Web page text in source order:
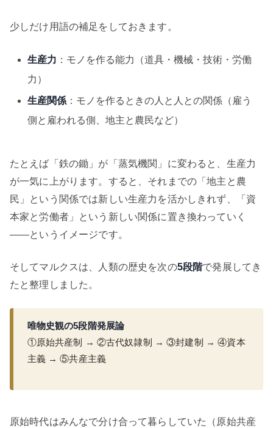
少しだけ用語の補足をしておきます。
生産力 ：モノを作る能力（道具・機械・技術・労働
力）
生産関係 ：モノを作るときの人と人との関係（雇う
側と雇われる側、地主と農民など）
たとえば「鉄の鋤」が「蒸気機関」に変わると、生産力
が一気に上がります。すると、それまでの「地主と農
民」という関係では新しい生産力を活かしきれず、「資
本家と労働者」という新しい関係に置き換わっていく
——というイメージです。
そしてマルクスは、人類の歴史を次の5段階で発展してき
たと整理しました。
唯物史観の5段階発展論
①原始共産制 → ②古代奴隷制 → ③封建制 → ④資本
主義 → ⑤共産主義
原始時代はみんなで分け合って暮らしていた（原始共産